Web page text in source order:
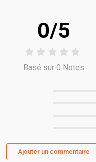
0/5
Basé sur 0 Notes
Ajouter un commentaire